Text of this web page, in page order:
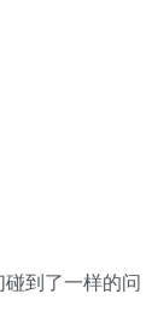
到了一样的问